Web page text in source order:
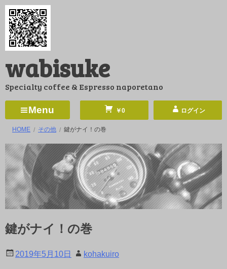
コ
ン
ツ
ス
ッ
wabisuke
Specialty coffee & Espresso naporetano
Menu ￥0 ログイン
HOME その他 鍵がナイ！の巻
鍵がナイ！の巻
2019年5月10日 kohakuiro